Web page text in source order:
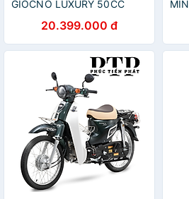
GIOCNO LUXURY 50CC
20.399.000 đ